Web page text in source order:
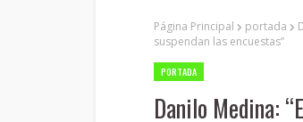
Página Principal portada
suspendan las encuestas”
PORTADA
Danilo Medina: